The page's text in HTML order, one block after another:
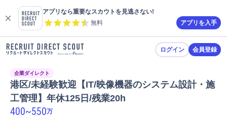
アプリなら重要なスカウトを見逃さない!
無料
アプリを入手
ログイン 会員登録
企業ダイレクト
港区/未経験歓迎【IT/映像機器のシステム設計・施
工管理】年休125日/残業20h
400~550万